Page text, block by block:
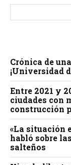
Crónica de
¡Universidad
Entre 2021 y
ciudades con
construcción
«La situación
habló sobre
salteños